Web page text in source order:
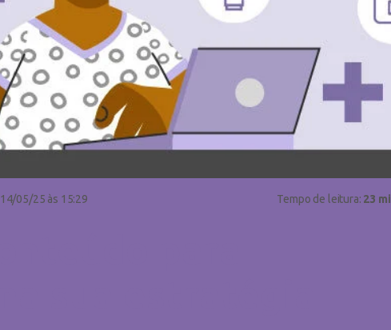
14/05/25 às 15:29 Tempo de leitura: 23